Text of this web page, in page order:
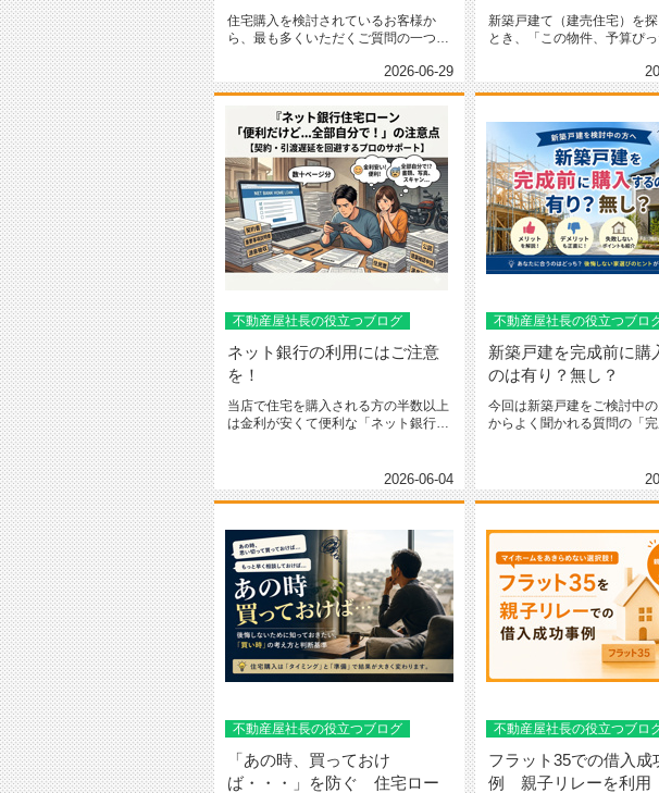
住宅購入を検討されているお客様か
ら、最も多くいただくご質問の一つ
2026-06-29
新築戸建て（建売住宅）を
とき、「この物件、予算ぴ
不動産屋社長の役立つブログ
ネット銀行の利用にはご注意
を！
当店で住宅を購入される方の半数以上
は金利が安くて便利な「ネット銀行」
2026-06-04
不動産屋社長の役立つブロ
新築戸建を完成前に購
のは有り？無し？
今回は新築戸建をご検討中
からよく聞かれる質問の「
不動産屋社長の役立つブログ
「あの時、買っておけ
ば・・・」を防ぐ 住宅ロー
不動産屋社長の役立つブロ
フラット35での借入成
例 親子リレーを利用